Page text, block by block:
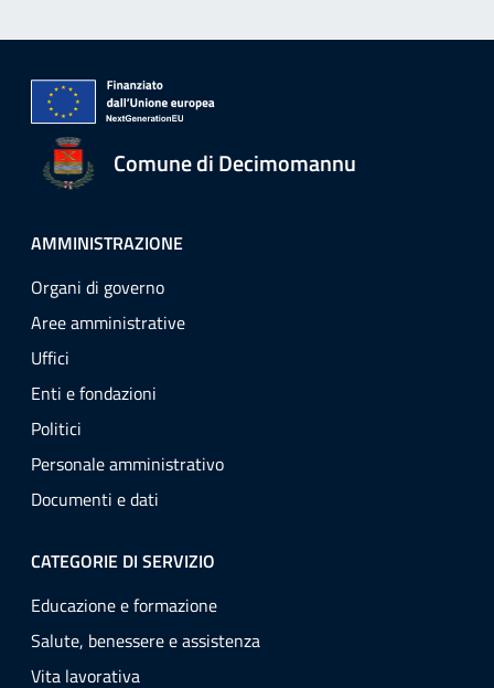
Comune di Decimomannu
AMMINISTRAZIONE
Organi di governo
Aree amministrative
Uffici
Enti e fondazioni
Politici
Personale amministrativo
Documenti e dati
CATEGORIE DI SERVIZIO
Educazione e formazione
Salute, benessere e assistenza
Vita lavorativa